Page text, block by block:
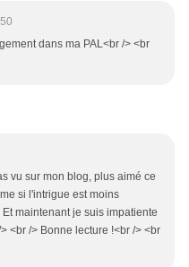
dans ma PAL<br /> <br
vu sur mon blog, plus aimé ce
si l'intrigue est moins
maintenant je suis impatiente
<br /> Bonne lecture !<br /> <br